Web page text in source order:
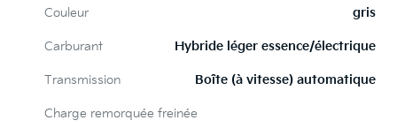
Couleur gris
Carburant Hybride léger essence/électrique
Transmission Boîte (à vitesse) automatique
Charge remorquée freinée